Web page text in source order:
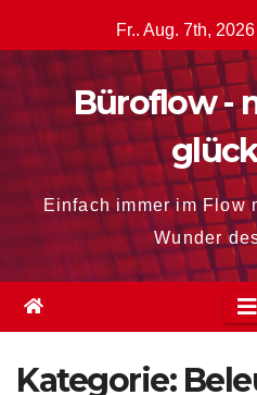
Inhalt
springen
Fr.. Aug. 7th, 2026
Büroflow -
Einfach immer im Flow
Wunder
Kategorie: